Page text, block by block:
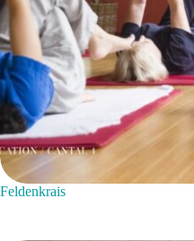
Feldenkrais